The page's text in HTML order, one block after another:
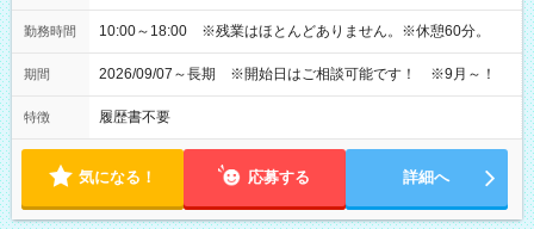
勤務時間 10:00～18:00 ※残業はほとんどありません。※休憩60分。
期間 2026/09/07～長期 ※開始日はご相談可能です！ ※9月～！
特徴 履歴書不要
気になる！ 応募する 詳細へ